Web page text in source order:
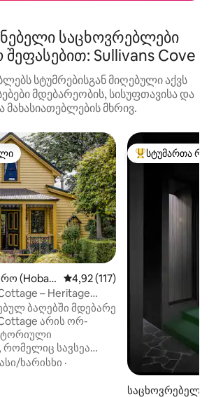
საცხოვრებლები
შეფასებით: Sullivans Cove
სტუმრებისგან მიღებული აქვს
მდებარეობის, სისუფთავისა და
მახასიათებლების მხრივ.
(Hobar
საშუალო შეფასებაა 5‑დან
4,92 (117)
– Heritage
ბაღებში მდებარე
არის ორ-
სავსეა
ხის წვის მყუდრო
ღია სივრცეში,
ხარისხი ·
სტუმართა
სტუმართა
საცხოვრებელი